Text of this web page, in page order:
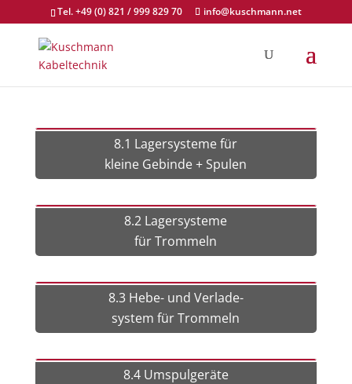
Tel. +49 (0) 821 / 999 829 70 info@kuschmann.net
8.1 Lagersysteme für
kleine Gebinde + Spulen
8.2 Lagersysteme
für Trommeln
8.3 Hebe- und Verlade-
system für Trommeln
8.4 Umspulgeräte